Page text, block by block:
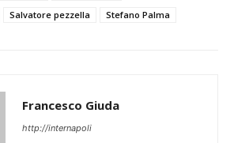
Salvatore pezzella Stefano Palma
Francesco Giuda
http://internapoli